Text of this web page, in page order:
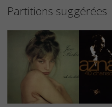
Partitions suggérées